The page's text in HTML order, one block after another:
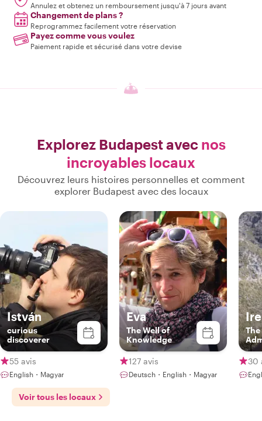
Annulez et obtenez un remboursement jusqu'à 7 jours avant
Changement de plans ?
Reprogrammez facilement votre réservation
Payez comme vous voulez
Paiement rapide et sécurisé dans votre devise
Explorez Budapest avec nos
incroyables locaux
Découvrez leurs histoires personnelles et comment
explorer Budapest avec des locaux
István
curious
discoverer
55 avis
English・Magyar
Eva
The Well of
Knowledge
127 avis
Deutsch・English・Magyar
The
30
Voir tous les locaux